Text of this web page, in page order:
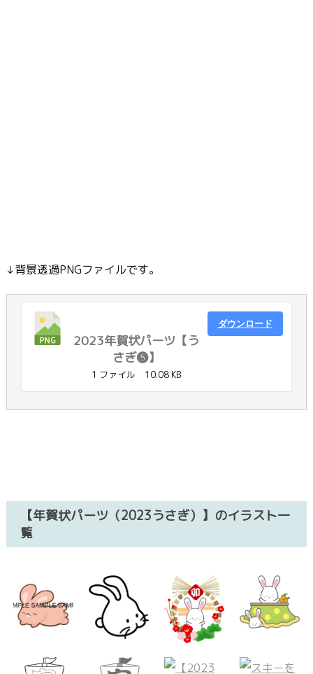
↓背景透過PNGファイルです。
2023年賀状パーツ【う
さぎ❺】
1 ファイル 10.08 KB
ダウンロード
【年賀状パーツ（2023うさぎ）】のイラスト一
覧